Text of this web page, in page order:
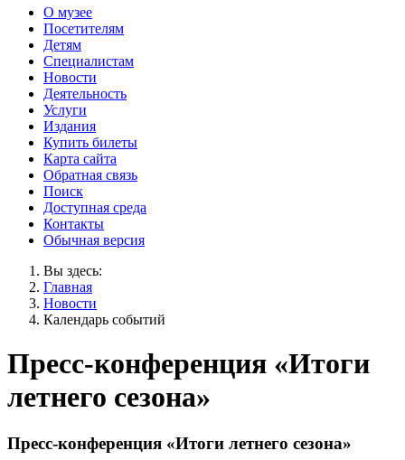
О музее
Посетителям
Детям
Специалистам
Новости
Деятельность
Услуги
Издания
Купить билеты
Карта сайта
Обратная связь
Поиск
Доступная среда
Контакты
Обычная версия
Вы здесь:
Главная
Новости
Календарь событий
Пресс-конференция «Итоги
летнего сезона»
Пресс-конференция «Итоги летнего сезона»